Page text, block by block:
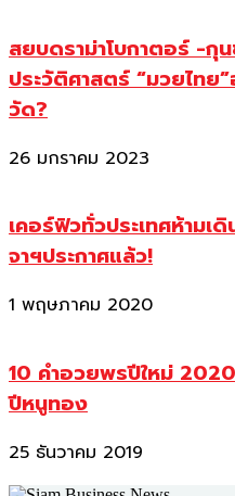
สยบดราม่าโบกาตอร์ -กุ
ประวัติศาสตร์ “มวยไทย
วัด?
26 มกราคม 2023
เคอร์ฟิวทั่วประเทศห้ามเ
จาฯประกาศแล้ว!
1 พฤษภาคม 2020
10 คำอวยพรปีใหม่
ปีหนูทอง
25 ธันวาคม 2019